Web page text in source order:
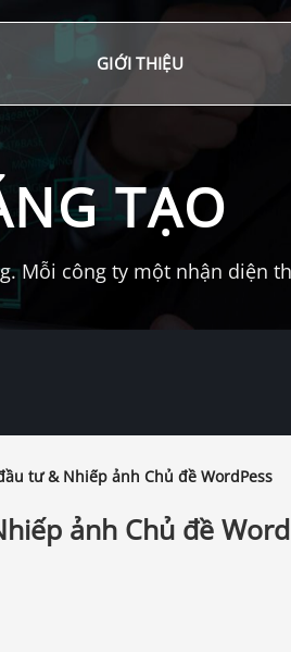
GIỚI THIỆU
TẠO
Mỗi công ty một nhận diện
tư & Nhiếp ảnh Chủ đề WordPess
ảnh Chủ đề